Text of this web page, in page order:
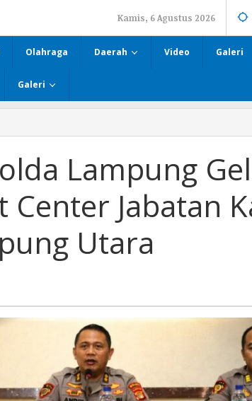
Kamis, 6 Agustus 2026
Olahraga Daerah Video Galeri
Galeri
Lampung
Center Jabatan
Utara